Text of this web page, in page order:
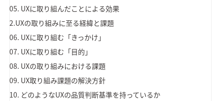
05. UXに取り組んだことによる効果
2.UXの取り組みに至る経緯と課題
06. UXに取り組む「きっかけ」
07. UXに取り組む「目的」
08. UXの取り組みにおける課題
09. UX取り組み課題の解決方針
10. どのようなUXの品質判断基準を持っているか